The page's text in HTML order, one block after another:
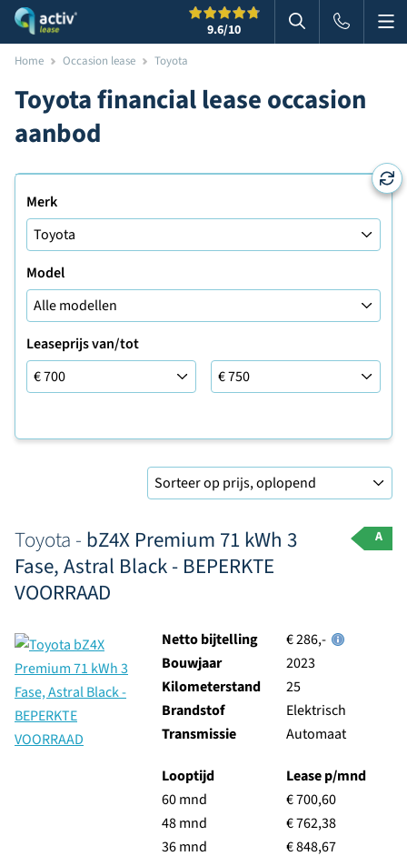
9.6/10 Zoeken in
Home Occasion lease Toyota
Toyota financial lease occasion
aanbod
Merk
Model
Leaseprijs van/tot
Leaseprijs tot
Toyota - bZ4X Premium 71 kWh 3
Fase, Astral Black - BEPERKTE
VOORRAAD
A
Netto bijtelling
€ 286,-
Bouwjaar
2023
Kilometerstand
25
Brandstof
Elektrisch
Transmissie
Automaat
Looptijd
60 mnd
48 mnd
36 mnd
Lease p/mnd
€ 700,60
€ 762,38
€ 848,67